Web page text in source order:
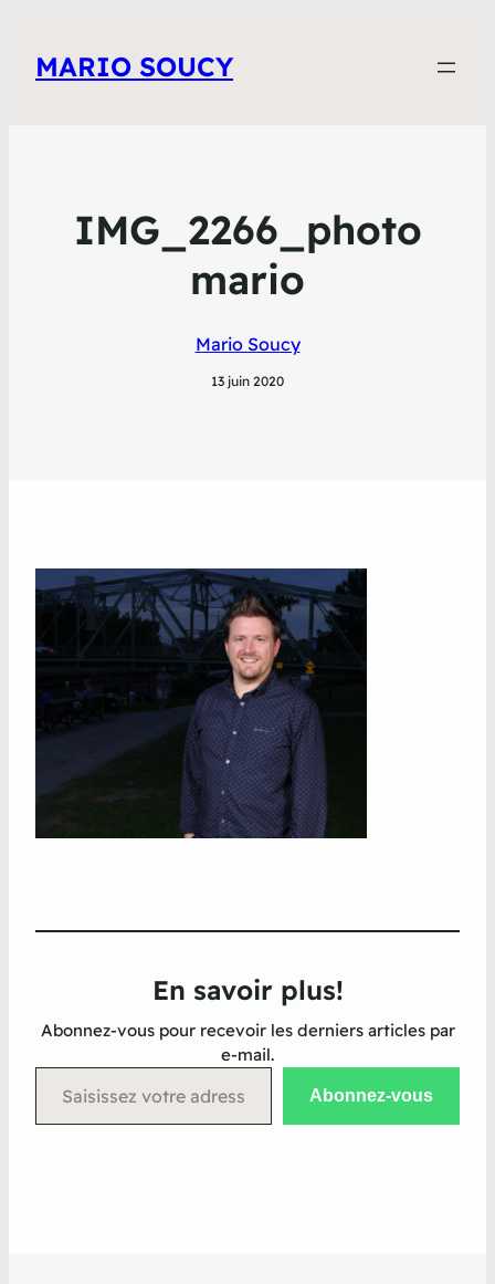
MARIO SOUCY
IMG_2266_photo
mario
Mario Soucy
13 juin 2020
En savoir plus!
Abonnez-vous pour recevoir les derniers articles par
e-mail.
Saisissez votre adresse e-mail…
Abonnez-vous